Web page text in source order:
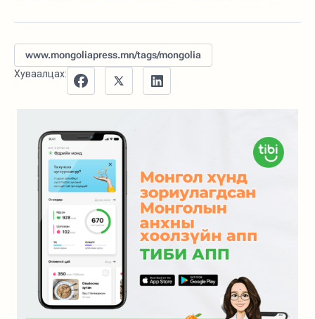
www.mongoliapress.mn/tags/mongolia
Хуваалцах: